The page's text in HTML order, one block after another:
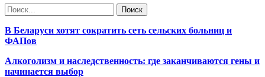
В Беларуси хотят сократить сеть сельских больниц и
ФАПов
Алкоголизм и наследственность: где заканчиваются гены и
начинается выбор